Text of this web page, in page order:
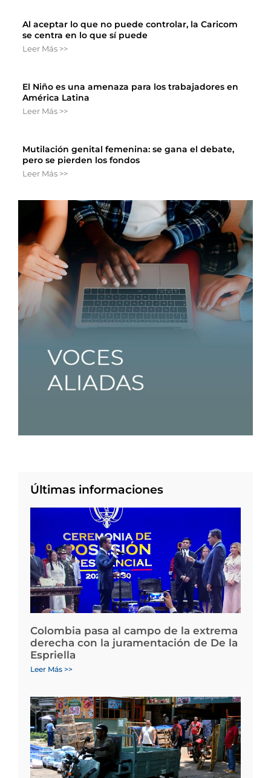
Al aceptar lo que no puede controlar, la Caricom
se centra en lo que sí puede
Leer Más >>
El Niño es una amenaza para los trabajadores en
América Latina
Leer Más >>
Mutilación genital femenina: se gana el debate,
pero se pierden los fondos
Leer Más >>
Últimas informaciones
Colombia pasa al campo de la extrema
derecha con la juramentación de De la
Espriella
Leer Más >>